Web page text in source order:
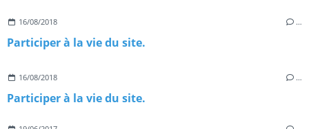
16/08/2018 …
Participer à la vie du site.
16/08/2018 …
Participer à la vie du site.